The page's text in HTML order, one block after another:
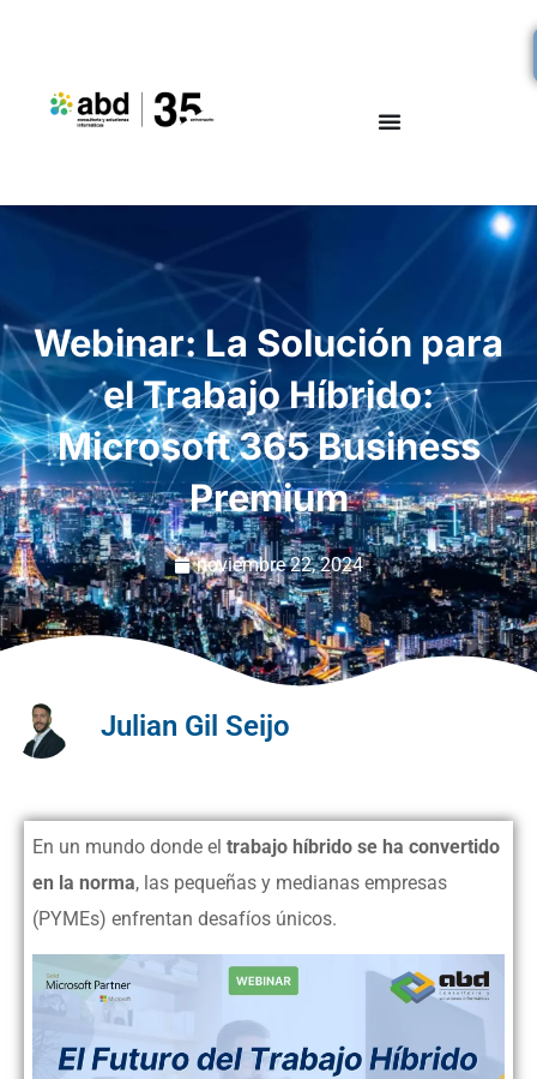
Webinar: La Solución para
el Trabajo Híbrido:
Microsoft 365 Business
Premium
noviembre 22, 2024
Julian Gil Seijo
En un mundo donde el trabajo híbrido se ha convertido
en la norma, las pequeñas y medianas empresas
(PYMEs) enfrentan desafíos únicos.